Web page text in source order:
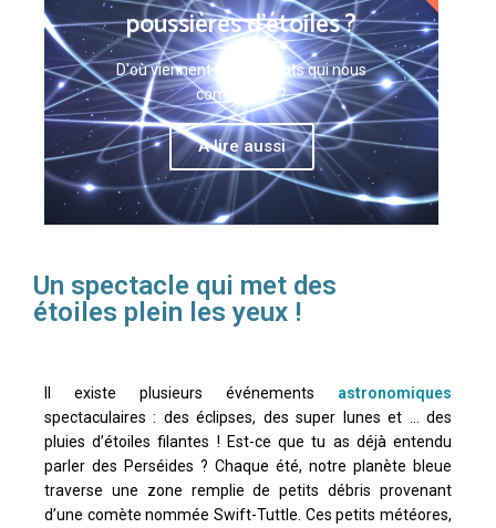
poussières d’étoiles ?
D'où viennent les éléments qui nous
composent ?
A lire aussi
Un spectacle qui met des
étoiles plein les yeux !
Il existe plusieurs événements astronomiques
spectaculaires : des éclipses, des super lunes et … des
pluies d’étoiles filantes ! Est-ce que tu as déjà entendu
parler des Perséides ? Chaque été, notre planète bleue
traverse une zone remplie de petits débris provenant
d’une comète nommée Swift-Tuttle. Ces petits météores,